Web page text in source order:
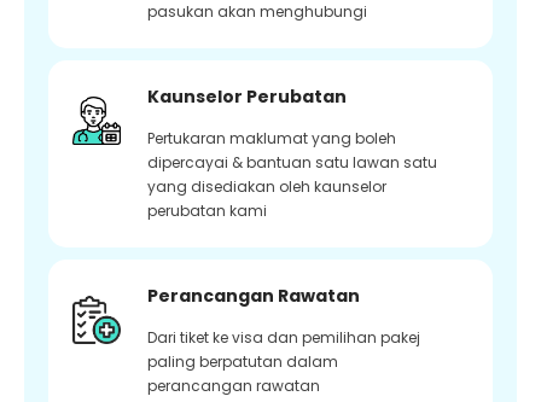
pasukan akan menghubungi
Kaunselor Perubatan
Pertukaran maklumat yang boleh
dipercayai & bantuan satu lawan satu
yang disediakan oleh kaunselor
perubatan kami
Perancangan Rawatan
Dari tiket ke visa dan pemilihan pakej
paling berpatutan dalam
perancangan rawatan